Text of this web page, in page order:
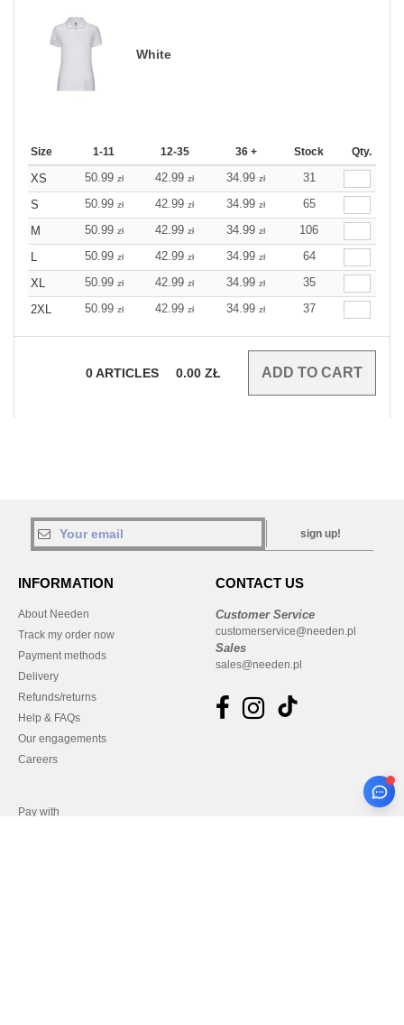
White
Size 1-11 12-35 36 + Stock Qty.
XS 50.99 zł 42.99 zł 34.99 zł
31
S
50.99 zł 42.99 zł 34.99 zł
65
M
50.99 zł 42.99 zł 34.99 zł
106
L
50.99 zł 42.99 zł 34.99 zł
64
XL
50.99 zł 42.99 zł 34.99 zł
35
2XL
50.99 zł 42.99 zł 34.99 zł 37
0ARTICLES 0.00 ZŁ
sign up!
INFORMATION
About Needen
Track my order now
Payment methods
Delivery
Refunds/returns
Help & FAQs
Our engagements
Careers
CONTACT US
Customer Service
customerservice@needen.pl
Sales
sales@needen.pl
Pay with